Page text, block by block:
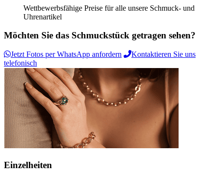
Wettbewerbsfähige Preise für alle unsere Schmuck- und
Uhrenartikel
Möchten Sie das Schmuckstück getragen sehen?
Jetzt Fotos per WhatsApp anfordern
Kontaktieren Sie uns
telefonisch
Einzelheiten